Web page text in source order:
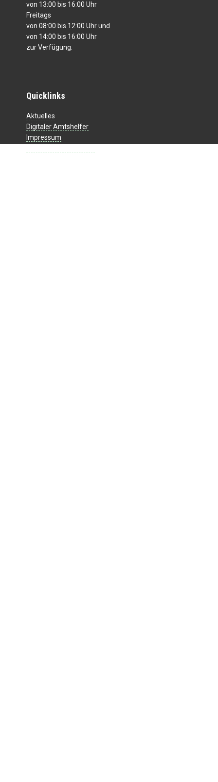
von 13:00 bis 16:00 Uhr
Freitags
von 08:00 bis 12:00 Uhr und
von 14:00 bis 16:00 Uhr
zur Verfügung.
Quicklinks
Aktuelles
Digitaler Amtshelfer
Impressum